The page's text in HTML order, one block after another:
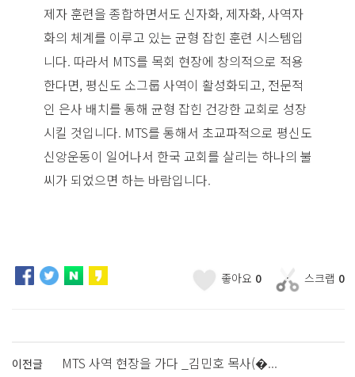
제자 훈련을 종합하면서도 신자화, 제자화, 사역자
화의 체계를 이루고 있는 균형 잡힌 훈련 시스템입
니다. 따라서 MTS를 목회 현장에 창의적으로 적용
한다면, 평신도 소그룹 사역이 활성화되고, 전문적
인 은사 배치를 통해 균형 잡힌 건강한 교회로 성장
시킬 것입니다. MTS를 통해서 초교파적으로 평신도
신앙운동이 일어나서 한국 교회를 살리는 하나의 불
씨가 되었으면 하는 바람입니다.
좋아요 0 스크랩 0
이전글 MTS 사역 현장을 가다 _김민호 목사(�...